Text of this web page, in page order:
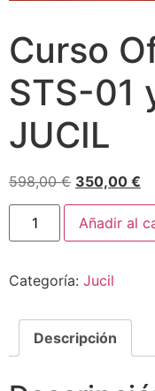
Curso
STS-01
JUCIL
598,00€ 350,00 €
Añadir al
Categoría: Jucil
Descripción